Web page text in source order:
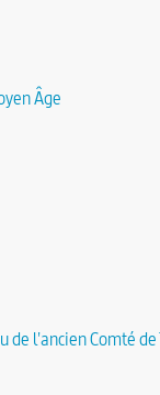
Âge
de l'ancien Comté